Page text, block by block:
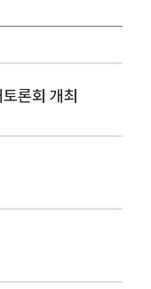
론회 개최